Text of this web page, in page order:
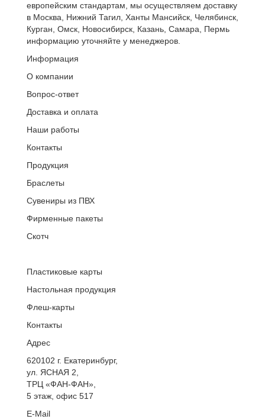
европейским стандартам, мы осуществляем доставку
в Москва, Нижний Тагил, Ханты Мансийск, Челябинск,
Курган, Омск, Новосибирск, Казань, Самара, Пермь
информацию уточняйте у менеджеров.
Информация
О компании
Вопрос-ответ
Доставка и оплата
Наши работы
Контакты
Продукция
Браслеты
Сувениры из ПВХ
Фирменные пакеты
Скотч
Пластиковые карты
Настольная продукция
Флеш-карты
Контакты
Адрес
620102 г. Екатеринбург,
ул. ЯСНАЯ 2,
ТРЦ «ФАН-ФАН»,
5 этаж, офис 517
E-Mail